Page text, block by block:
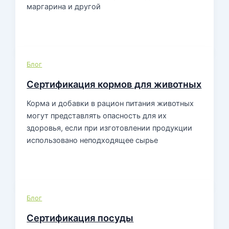
маргарина и другой
Блог
Сертификация кормов для животных
Корма и добавки в рацион питания животных
могут представлять опасность для их
здоровья, если при изготовлении продукции
использовано неподходящее сырье
Блог
Сертификация посуды